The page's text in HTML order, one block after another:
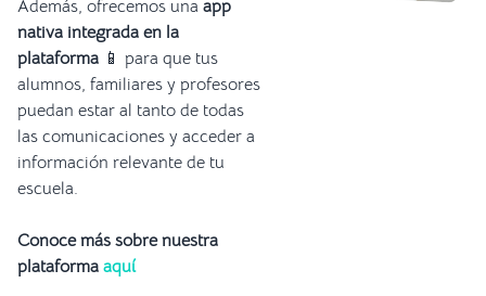
Además, ofrecemos una app
nativa integrada en la
plataforma 📱 para que tus
alumnos, familiares y profesores
puedan estar al tanto de todas
las comunicaciones y acceder a
información relevante de tu
escuela.
Conoce más sobre nuestra
plataforma aquí